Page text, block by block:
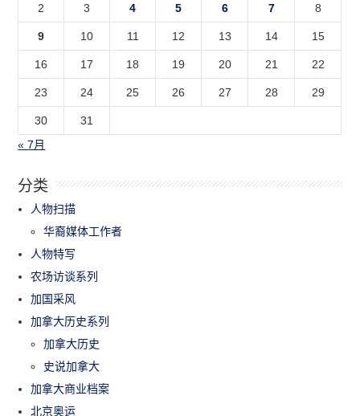
2 3 4 5 6 7 8
9 10 11 12 13 14 15
16 17 18 19 20 21 22
23 24 25 26 27 28 29
30
31
« 7月
分类
人物扫描
华裔媒体工作者
人物特写
农场访谈系列
加国采风
加拿大历史系列
加拿大历史
史说加拿大
加拿大商业档案
北京奥运